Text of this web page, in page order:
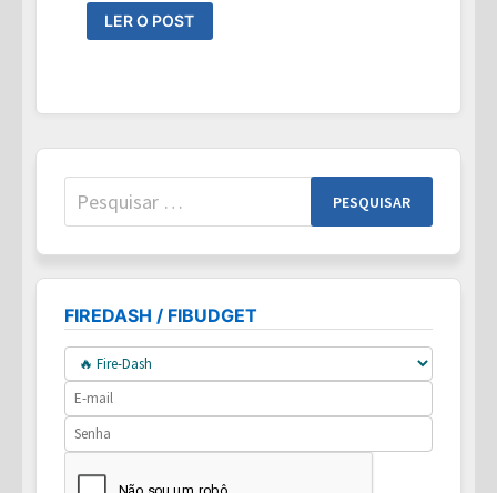
VOCÊ
SÓ
PRECISA
PARA
FIRE
LER O POST
Pesquisar
por:
FIREDASH / FIBUDGET